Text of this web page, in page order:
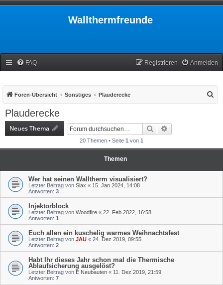
Wallthermfreunde
FAQ Anmelden
Registrieren
Foren-Übersicht Sonstiges Plauderecke
Plauderecke
Neues Thema Suche
20 Themen • Seite 1 von 1
Themen
Wer hat seinen Walltherm visualisiert?
Letzter Beitrag von Slax « 15. Jan 2024, 14:08
Antworten: 3
Injektorblock
Letzter Beitrag von Woodfire « 22. Feb 2022, 16:58
Antworten: 1
Euch allen ein kuschelig warmes Weihnachtsfest
Letzter Beitrag von JAU « 24. Dez 2019, 09:55
Antworten: 2
Habt Ihr dieses Jahr schon mal die Thermische
Ablaufsicherung ausgelöst?
Letzter Beitrag von E Neubauten « 11. Dez 2019, 21:59
Antworten: 7